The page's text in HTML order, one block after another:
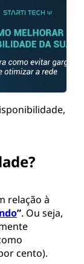
relação à
”. Ou seja,
cento).